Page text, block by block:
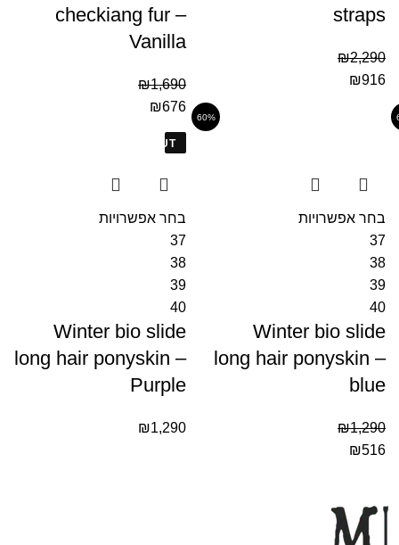
straps
₪2,290
₪916
checkiang fur –
Vanilla
₪1,690
₪676
בחר אפשרויות
37
38
39
40
Winter bio slide
long hair ponyskin –
blue
₪1,290
₪516
SOLD OUT
60%
בחר אפשרויות
37
38
39
40
Winter bio slide
long hair ponyskin –
Purple
₪1,290